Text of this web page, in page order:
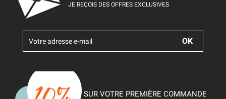
JE REÇOIS DES OFFRES EXCLUSIVES
SUR VOTRE PREMIÈRE COMMANDE